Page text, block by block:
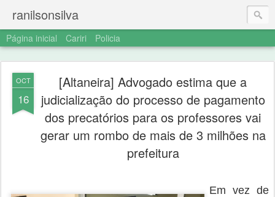
ranilsonsilva
Página inicial Cariri Policia
OCT
16
[Altaneira] Advogado estima que a
judicialização do processo de pagamento
dos precatórios para os professores vai
gerar um rombo de mais de 3 milhões na
prefeitura
Em vez de